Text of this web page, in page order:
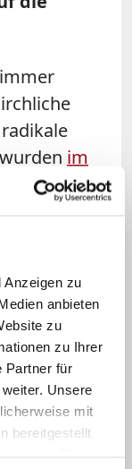
Anzeigen zu
anbieten
zu
zu Ihrer
Partner für
Unsere
mit
bereitgestellt
im
jeweils
sie